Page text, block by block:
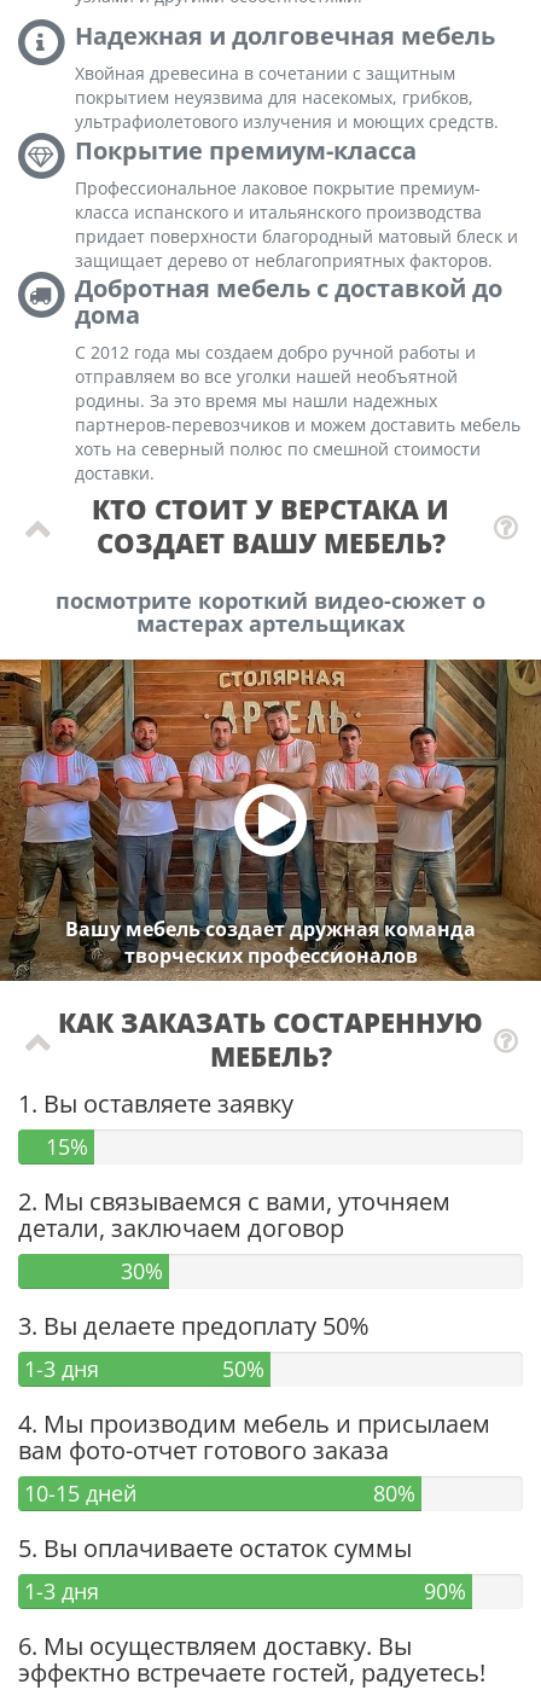
Надежная и долговечная мебель
Хвойная древесина в сочетании с защитным
покрытием неуязвима для насекомых, грибков,
ультрафиолетового излучения и моющих средств.
Покрытие премиум-класса
Профессиональное лаковое покрытие премиум-
класса испанского и итальянского производства
придает поверхности благородный матовый блеск и
защищает дерево от неблагоприятных факторов.
Добротная мебель с доставкой до
дома
С 2012 года мы создаем добро ручной работы и
отправляем во все уголки нашей необъятной
родины. За это время мы нашли надежных
партнеров-перевозчиков и можем доставить мебель
хоть на северный полюс по смешной стоимости
доставки.
КТО СТОИТ У ВЕРСТАКА И
СОЗДАЕТ ВАШУ МЕБЕЛЬ?
посмотрите короткий видео-сюжет о
мастерах артельщиках
Вашу мебель создает дружная команда
творческих профессионалов
КАК ЗАКАЗАТЬ СОСТАРЕННУЮ
МЕБЕЛЬ?
1. Вы оставляете заявку
15%
2. Мы связываемся с вами, уточняем
детали, заключаем договор
30%
3. Вы делаете предоплату 50%
1-3 дня 50%
4. Мы производим мебель и присылаем
вам фото-отчет готового заказа
10-15 дней 80%
5. Вы оплачиваете остаток суммы
1-3 дня 90%
6. Мы осуществляем доставку. Вы
эффектно встречаете гостей, радуетесь!